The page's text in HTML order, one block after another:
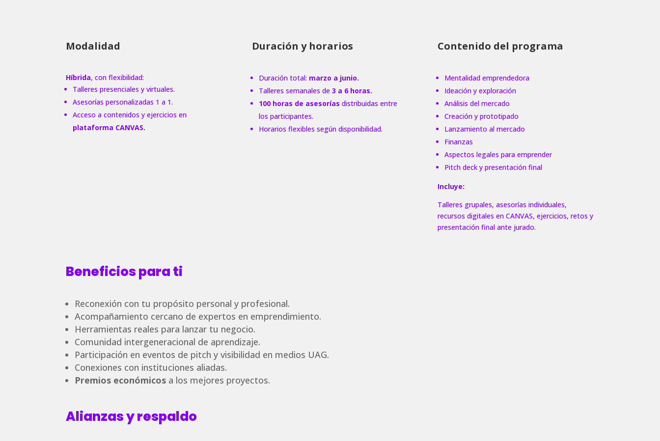
Modalidad
Híbrida, con flexibilidad:
Talleres presenciales y virtuales.
Asesorías personalizadas 1 a 1.
Acceso a contenidos y ejercicios en
plataforma CANVAS.
Duración y horarios
Duración total: marzo a junio.
Talleres semanales de 3 a 6 horas.
100 horas de asesorías distribuidas entre
los participantes.
Horarios flexibles según disponibilidad.
Contenido del programa
Mentalidad emprendedora
Ideación y exploración
Análisis del mercado
Creación y prototipado
Lanzamiento al mercado
Finanzas
Aspectos legales para emprender
Pitch deck y presentación final
Incluye:
Talleres grupales, asesorías individuales,
recursos digitales en CANVAS, ejercicios, retos y
presentación final ante jurado.
Beneficios para ti
Reconexión con tu propósito personal y profesional.
Acompañamiento cercano de expertos en emprendimiento.
Herramientas reales para lanzar tu negocio.
Comunidad intergeneracional de aprendizaje.
Participación en eventos de pitch y visibilidad en medios UAG.
Conexiones con instituciones aliadas.
Premios económicos a los mejores proyectos.
Alianzas y respaldo